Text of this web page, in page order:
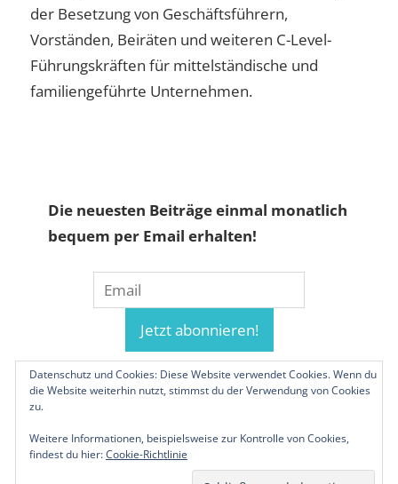
der Besetzung von Geschäftsführern,
Vorständen, Beiräten und weiteren C-Level-
Führungskräften für mittelständische und
familiengeführte Unternehmen.
Die neuesten Beiträge einmal monatlich
bequem per Email erhalten!
© 2019-2026 Familienunternehmen.eu. Alle
Datenschutz und Cookies: Diese Website verwendet Cookies. Wenn du
die Website weiterhin nutzt, stimmst du der Verwendung von Cookies
zu.
Weitere Informationen, beispielsweise zur Kontrolle von Cookies,
findest du hier:Cookie-Richtlinie